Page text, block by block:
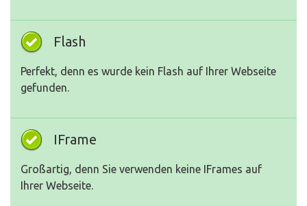
Flash
Perfekt, denn es wurde kein Flash auf Ihrer Webseite
gefunden.
IFrame
Großartig, denn Sie verwenden keine IFrames auf
Ihrer Webseite.